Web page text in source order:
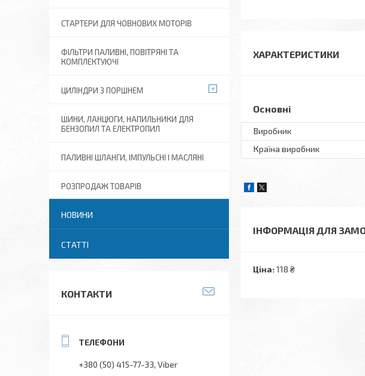
ХАРАКТЕРИСТИКИ
Основні
Виробник
Країна виробник
ІНФОРМАЦІЯ ДЛЯ
Ціна: 118 ₴
СТАРТЕРИ ДЛЯ ЧОВНОВИХ МОТОРІВ
ФІЛЬТРИ ПАЛИВНІ, ПОВІТРЯНІ ТА
КОМПЛЕКТУЮЧІ
ЦИЛІНДРИ З ПОРШНЕМ
ШИНИ, ЛАНЦЮГИ, НАПИЛЬНИКИ ДЛЯ
БЕНЗОПИЛ ТА ЕЛЕКТРОПИЛ
ПАЛИВНІ ШЛАНГИ, ІМПУЛЬСНІ І МАСЛЯНІ
РОЗПРОДАЖ ТОВАРІВ
НОВИНИ
СТАТТІ
КОНТАКТИ
+380 (50) 415-77-33 Viber